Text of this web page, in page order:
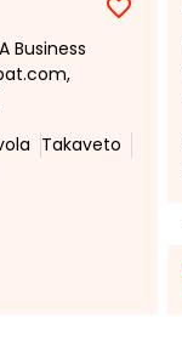
Lisää
Poista
Business
Takaveto